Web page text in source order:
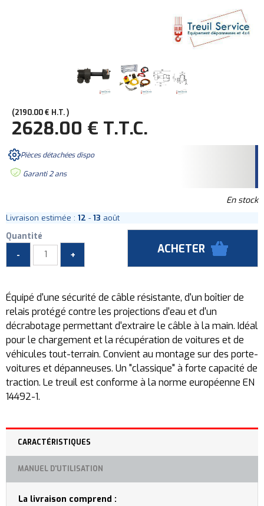
2190.00€ H.T.
2628.00 € T.T.C.
Pièces détachées dispo
Garanti 2 ans
En stock
Livraison estimée : 12 -13 août
Quantité
Équipé d'une sécurité de câble résistante, d'un boîtier de
relais protégé contre les projections d'eau et d'un
décrabotage permettant d'extraire le câble à la main. Idéal
pour le chargement et la récupération de voitures et de
véhicules tout-terrain. Convient au montage sur des porte-
voitures et dépanneuses. Un "classique" à forte capacité de
traction. Le treuil est conforme à la norme européenne EN
14492-1.
CARACTÉRISTIQUES
MANUEL D'UTILISATION
La livraison comprend :